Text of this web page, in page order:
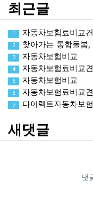
최근글
1
자동차보험료비교
2
찾아가는 통합돌봄, 네 번째 발
3
자동차보험비교
4
자동차보험료비교
5
자동차보험비교
6
자동차보험료비교
7 다이렉트자동차보
새댓글
댓